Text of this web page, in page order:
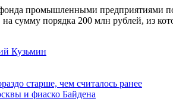
промышленными предприятиями
на сумму порядка 200 млн рублей, из
Кузьмин
старше, чем считалось ранее
и фиаско Байдена